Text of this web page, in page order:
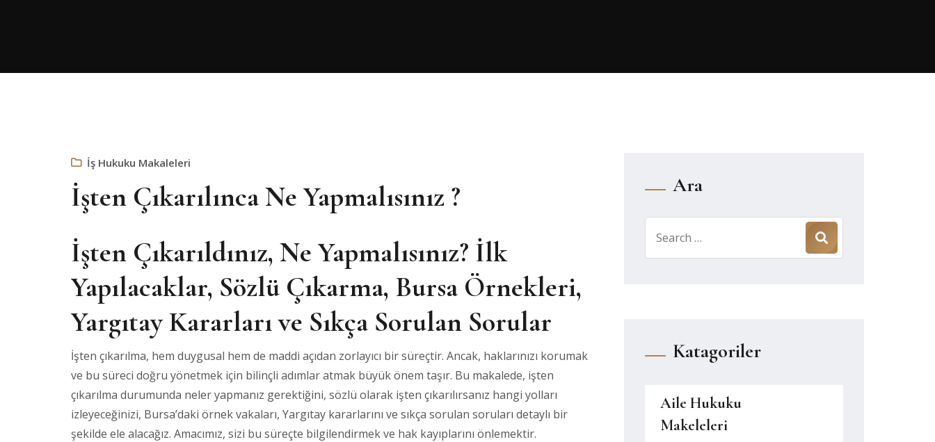
İş Hukuku Makaleleri
İşten Çıkarılınca Ne Yapmalısınız ?
İşten Çıkarıldınız, Ne Yapmalısınız? İlk
Yapılacaklar, Sözlü Çıkarma, Bursa Örnekleri,
Yargıtay Kararları ve Sıkça Sorulan Sorular
İşten çıkarılma, hem duygusal hem de maddi açıdan zorlayıcı bir süreçtir. Ancak, haklarınızı korumak
ve bu süreci doğru yönetmek için bilinçli adımlar atmak büyük önem taşır. Bu makalede, işten
çıkarılma durumunda neler yapmanız gerektiğini, sözlü olarak işten çıkarılırsanız hangi yolları
izleyeceğinizi, Bursa’daki örnek vakaları, Yargıtay kararlarını ve sıkça sorulan soruları detaylı bir
şekilde ele alacağız. Amacımız, sizi bu süreçte bilgilendirmek ve hak kayıplarını önlemektir.
Ara
for:
Katagoriler
Aile Hukuku
Makeleleri